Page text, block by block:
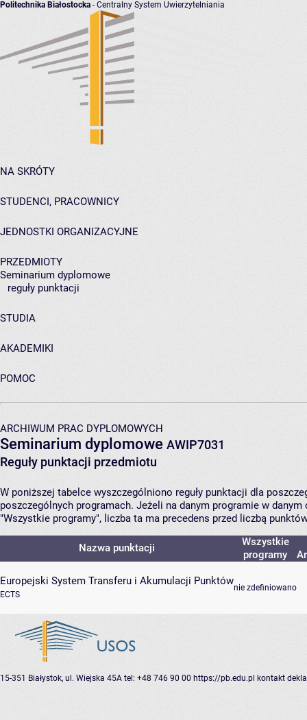
Politechnika Białostocka - Centralny System Uwierzytelniania
NA SKRÓTY
STUDENCI, PRACOWNICY
JEDNOSTKI ORGANIZACYJNE
PRZEDMIOTY
Seminarium dyplomowe
reguły punktacji
STUDIA
AKADEMIKI
POMOC
ARCHIWUM PRAC DYPLOMOWYCH
Seminarium dyplomowe AWIP7031
Reguły punktacji przedmiotu
W poniższej tabelce wyszczególniono reguły punktacji dla
poszczególnych programach. Jeżeli na danym programie w
"Wszystkie programy", liczba ta ma precedens przed liczbą
Nazwa punktacji
Wszystkie
programy
Europejski System Transferu i Akumulacji Punktów
ECTS
nie zdefiniowano
15-351 Białystok, ul. Wiejska 45A tel: +48 746 90 00 https://pb.edu.pl kontakt